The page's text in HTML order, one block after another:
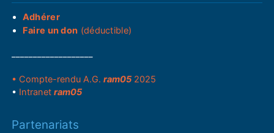
Adhérer
Faire un don (déductible)
• Compte-rendu A.G.ram05 2025
• Intranetram05
Partenariats